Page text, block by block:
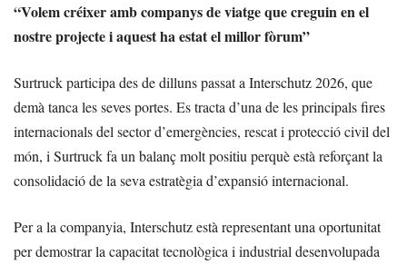
“Volem créixer amb companys de viatge que creguin en el
nostre projecte i aquest ha estat el millor fòrum”
Surtruck participa des de dilluns passat a Interschutz 2026, que
demà tanca les seves portes. Es tracta d’una de les principals fires
internacionals del sector d’emergències, rescat i protecció civil del
món, i Surtruck fa un balanç molt positiu perquè està reforçant la
consolidació de la seva estratègia d’expansió internacional.
Per a la companyia, Interschutz està representant una oportunitat
per demostrar la capacitat tecnològica i industrial desenvolupada